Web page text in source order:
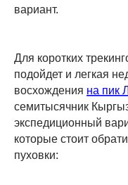
вариант.
Для коротких
подойдет и легкая
восхождения на пик
семитысячник
экспедиционный
которые стоит
пуховки: